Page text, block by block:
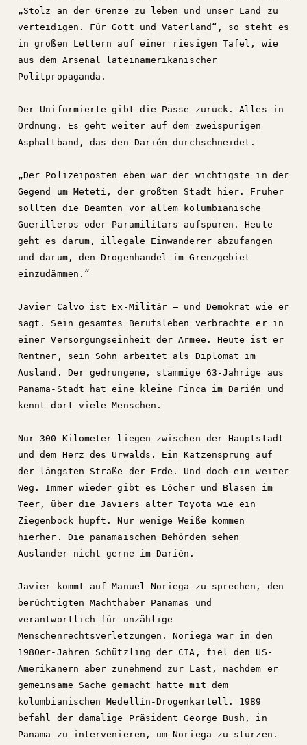
„Stolz an der Grenze zu leben und unser Land zu
verteidigen. Für Gott und Vaterland“, so steht es
in großen Lettern auf einer riesigen Tafel, wie
aus dem Arsenal lateinamerikanischer
Politpropaganda.
Der Uniformierte gibt die Pässe zurück. Alles in
Ordnung. Es geht weiter auf dem zweispurigen
Asphaltband, das den Darién durchschneidet.
„Der Polizeiposten eben war der wichtigste in der
Gegend um Metetí, der größten Stadt hier. Früher
sollten die Beamten vor allem kolumbianische
Guerilleros oder Paramilitärs aufspüren. Heute
geht es darum, illegale Einwanderer abzufangen
und darum, den Drogenhandel im Grenzgebiet
einzudämmen.“
Javier Calvo ist Ex-Militär – und Demokrat wie er
sagt. Sein gesamtes Berufsleben verbrachte er in
einer Versorgungseinheit der Armee. Heute ist er
Rentner, sein Sohn arbeitet als Diplomat im
Ausland. Der gedrungene, stämmige 63-Jährige aus
Panama-Stadt hat eine kleine Finca im Darién und
kennt dort viele Menschen.
Nur 300 Kilometer liegen zwischen der Hauptstadt
und dem Herz des Urwalds. Ein Katzensprung auf
der längsten Straße der Erde. Und doch ein weiter
Weg. Immer wieder gibt es Löcher und Blasen im
Teer, über die Javiers alter Toyota wie ein
Ziegenbock hüpft. Nur wenige Weiße kommen
hierher. Die panamaischen Behörden sehen
Ausländer nicht gerne im Darién.
Javier kommt auf Manuel Noriega zu sprechen, den
berüchtigten Machthaber Panamas und
verantwortlich für unzählige
Menschenrechtsverletzungen. Noriega war in den
1980er-Jahren Schützling der CIA, fiel den US-
Amerikanern aber zunehmend zur Last, nachdem er
gemeinsame Sache gemacht hatte mit dem
kolumbianischen Medellín-Drogenkartell. 1989
befahl der damalige Präsident George Bush, in
Panama zu intervenieren, um Noriega zu stürzen.